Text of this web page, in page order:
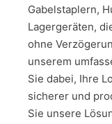
Gabelstaplern,
Lagergeräten,
ohne
unserem
Sie dabei, Ihre
sicherer und
Sie unsere